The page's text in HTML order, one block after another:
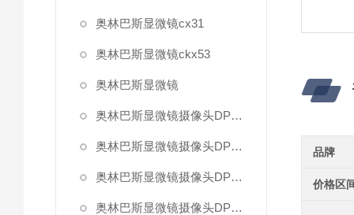
奥林巴斯显微镜cx31
奥林巴斯显微镜ckx53
奥林巴斯显微镜
奥林巴斯显微镜摄像头DP27
奥林巴斯显微镜摄像头DP22
奥林巴斯显微镜摄像头DP80
奥林巴斯显微镜摄像头DP73
品牌
价格区